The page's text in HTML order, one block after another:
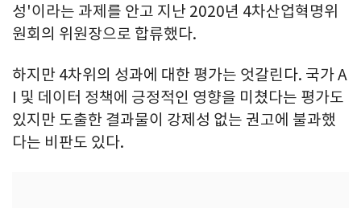
성'이라는 과제를 안고 지난 2020년 4차산업혁명위
원회의 위원장으로 합류했다.
하지만 4차위의 성과에 대한 평가는 엇갈린다. 국가 A
I 및 데이터 정책에 긍정적인 영향을 미쳤다는 평가도
있지만 도출한 결과물이 강제성 없는 권고에 불과했
다는 비판도 있다.